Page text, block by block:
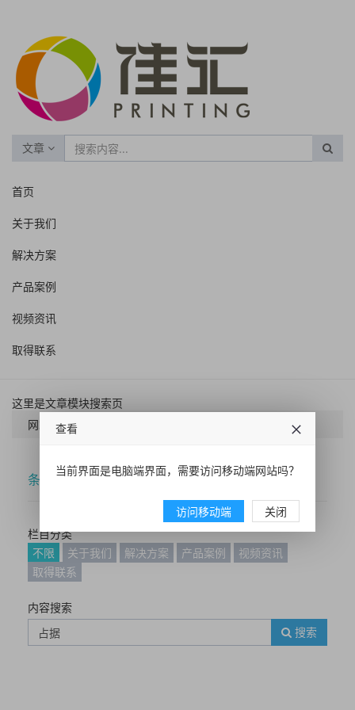
文章
首页
关于我们
解决方案
产品案例
视频资讯
取得联系
这里是文章模块搜索页
网站首页
条件筛选
栏目分类
不限
关于我们 解决方案 产品案例
视频资讯
取得联系
内容搜索
搜索
查看
当前界面是电脑端界面，需要访问移动端网站吗？
访问移动端 关闭